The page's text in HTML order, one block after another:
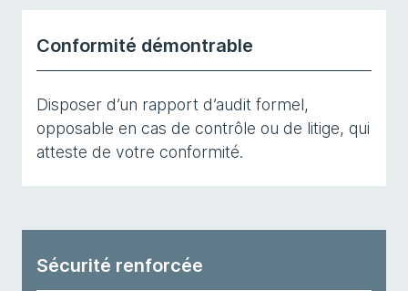
Conformité démontrable
Disposer d’un rapport d’audit formel,
opposable en cas de contrôle ou de litige, qui
atteste de votre conformité.
Sécurité renforcée